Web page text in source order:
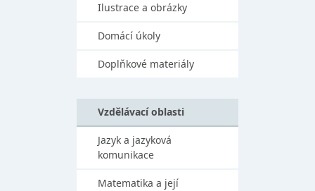
Ilustrace a obrázky
Domácí úkoly
Doplňkové materiály
Vzdělávací oblasti
Jazyk a jazyková
komunikace
Matematika a její